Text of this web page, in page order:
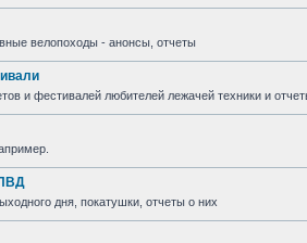
велопоходы - анонсы, отчеты
и фестивалей любителей лежачей техники и
дня, покатушки, отчеты о них